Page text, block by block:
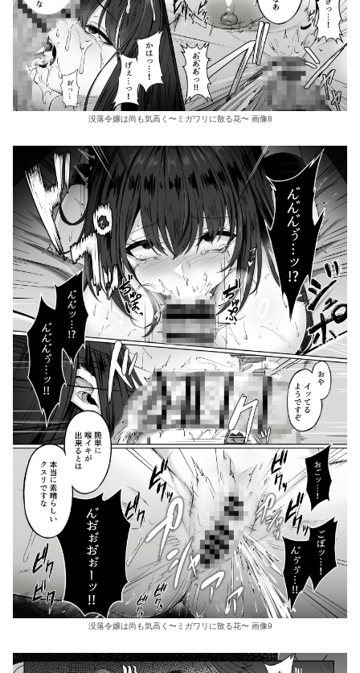
没落令嬢は尚も気高く〜ミガワリに散る花〜 画像8
没落令嬢は尚も気高く〜ミガワリに散る花〜 画像9